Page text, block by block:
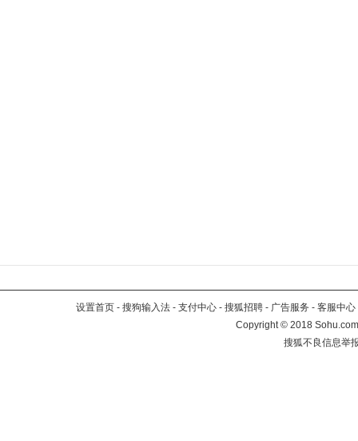
设置首页 - 搜狗输入法 - 支付中心 - 搜狐招聘 - 广告服务 - 客服中心
Copyright©2018
搜狐不良信息举